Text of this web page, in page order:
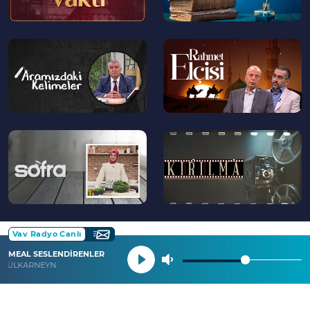
--
--
--
>
--
>
MEAL SESLENDİRENLER
Vav Radyo Canlı